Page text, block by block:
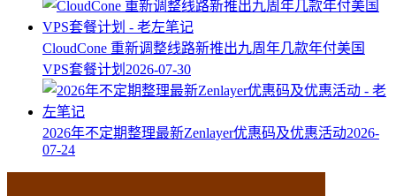
CloudCone 重新调整线路新推出九周年几款年付美国
VPS套餐计划 2026-07-30
2026年不定期整理最新Zenlayer优惠码及优惠活动2026-
07-24